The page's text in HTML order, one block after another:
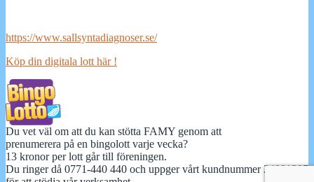
https://www.sallsyntadiagnoser.se/
Köp din digitala lott här !
Du vet väl om att du kan stötta FAMY genom att
prenumerera på en bingolott varje vecka?
13 kronor per lott går till föreningen.
Du ringer då 0771-440 440 och uppger vårt kundnummer 24001397